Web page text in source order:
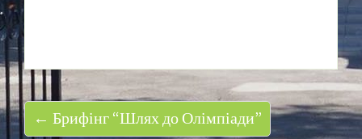
← Брифінг “Шлях до Олімпіади”